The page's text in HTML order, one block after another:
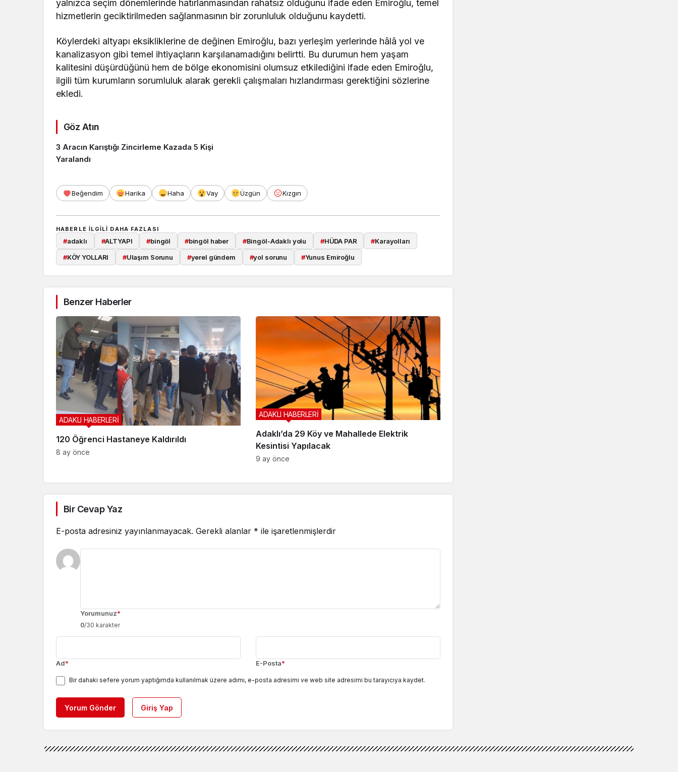
yalnızca seçim dönemlerinde hatırlanmasından rahatsız olduğunu ifade eden Emiroğlu, temel
hizmetlerin geciktirilmeden sağlanmasının bir zorunluluk olduğunu kaydetti.
Köylerdeki altyapı eksikliklerine de değinen Emiroğlu, bazı yerleşim yerlerinde hâlâ yol ve
kanalizasyon gibi temel ihtiyaçların karşılanamadığını belirtti. Bu durumun hem yaşam
kalitesini düşürdüğünü hem de bölge ekonomisini olumsuz etkilediğini ifade eden Emiroğlu,
ilgili tüm kurumların sorumluluk alarak gerekli çalışmaları hızlandırması gerektiğini sözlerine
ekledi.
Göz Atın
3 Aracın Karıştığı Zincirleme Kazada 5 Kişi
Yaralandı
Beğendim Harika Haha Vay Üzgün Kızgın
HABERLE ILGILI DAHA FAZLASI
#adaklı #ALTYAPI #bingöl #bingöl haber #Bingöl-Adaklı yolu #HÜDA PAR #Karayolları
#KÖY YOLLARI #Ulaşım Sorunu #yerel gündem #yol sorunu #Yunus Emiroğlu
Benzer Haberler
120 Öğrenci Hastaneye Kaldırıldı
ADAKLI HABERLERİ
8 ay önce
Adaklı’da 29 Köy ve Mahallede Elektrik
Kesintisi Yapılacak
ADAKLI HABERLERİ
9 ay önce
Bir Cevap Yaz
E-posta adresiniz yayınlanmayacak. Gerekli alanlar * ile işaretlenmişlerdir
Yorumunuz*
0/30 karakter
Ad* E-Posta*
Bir dahaki sefere yorum yaptığımda kullanılmak üzere adımı, e-posta adresimi ve web site adresimi bu tarayıcıya kaydet.
Yorum Gönder Giriş Yap
Takip Et
Facebook Twitter
Youtube Instagram